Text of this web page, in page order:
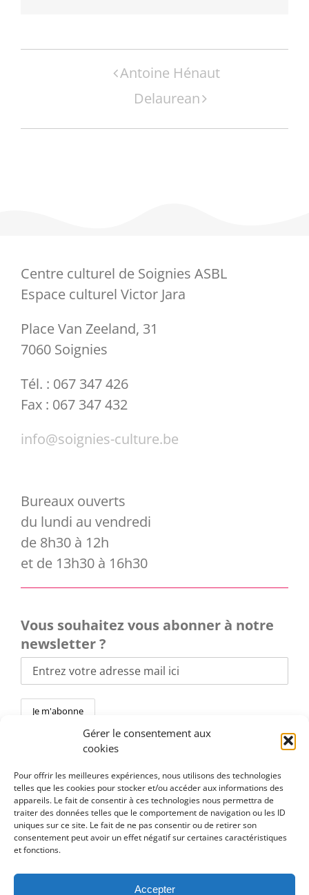
Gérer le consentement aux
cookies
Pour offrir les meilleures expériences, nous utilisons des technologies
telles que les cookies pour stocker et/ou accéder aux informations des
appareils. Le fait de consentir à ces technologies nous permettra de
traiter des données telles que le comportement de navigation ou les ID
uniques sur ce site. Le fait de ne pas consentir ou de retirer son
consentement peut avoir un effet négatif sur certaines caractéristiques
et fonctions.
Accepter
Antoine Hénaut
Delaurean
Centre culturel de Soignies ASBL
Espace culturel Victor Jara
Place Van Zeeland, 31
7060 Soignies
Tél. : 067 347 426
Fax : 067 347 432
info@soignies-culture.be
Bureaux ouverts
du lundi au vendredi
de 8h30 à 12h
et de 13h30 à 16h30
Vous souhaitez vous abonner à notre
newsletter ?
Toggle
Navigation
En pratique
Politique de confidentialité